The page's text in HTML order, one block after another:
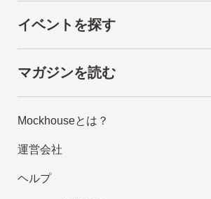
イベントを探す
マガジンを読む
Mockhouseとは？
運営会社
ヘルプ